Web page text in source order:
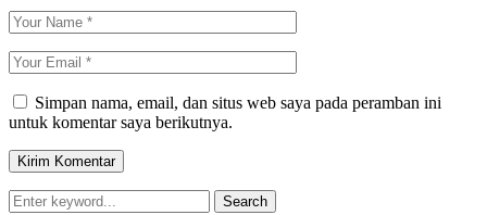
Simpan nama, email, dan situs web saya pada peramban ini
untuk komentar saya berikutnya.
Search